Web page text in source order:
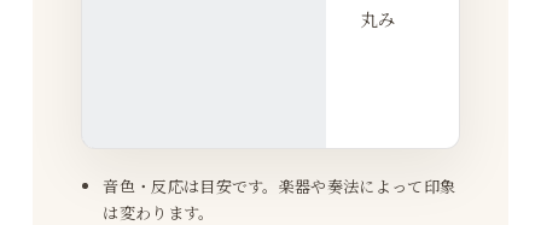
丸み
音色・反応は目安です。楽器や奏法によって印象
は変わります。